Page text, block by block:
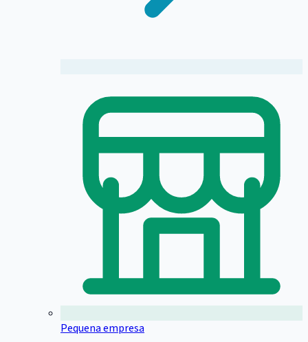
Pequena empresa